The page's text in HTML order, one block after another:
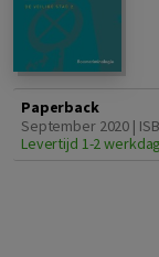
Paperback
September 2020 |
Levertijd 1-2